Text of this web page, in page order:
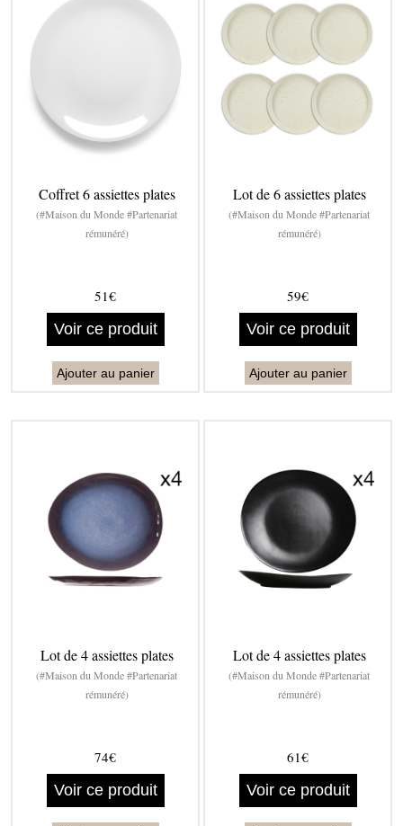
Coffret 6 assiettes plates
(#Maison du Monde #Partenariat
rémunéré)
51€
Voir ce produit
Ajouter au panier
Lot de 6 assiettes plates
(#Maison du Monde #Partenariat
rémunéré)
59€
Voir ce produit
Ajouter au panier
Lot de 4 assiettes plates
(#Maison du Monde #Partenariat
rémunéré)
74€
Voir ce produit
Lot de 4 assiettes plates
(#Maison du Monde #Partenariat
rémunéré)
61€
Voir ce produit